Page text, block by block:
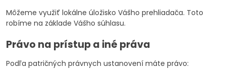
Môžeme využiť lokálne úložisko Vášho prehliadača. Toto
robíme na základe Vášho súhlasu.
Právo na prístup a iné práva
Podľa patričných právnych ustanovení máte právo: